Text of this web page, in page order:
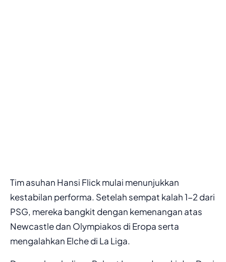
Tim asuhan Hansi Flick mulai menunjukkan
kestabilan performa. Setelah sempat kalah 1-2 dari
PSG, mereka bangkit dengan kemenangan atas
Newcastle dan Olympiakos di Eropa serta
mengalahkan Elche di La Liga.